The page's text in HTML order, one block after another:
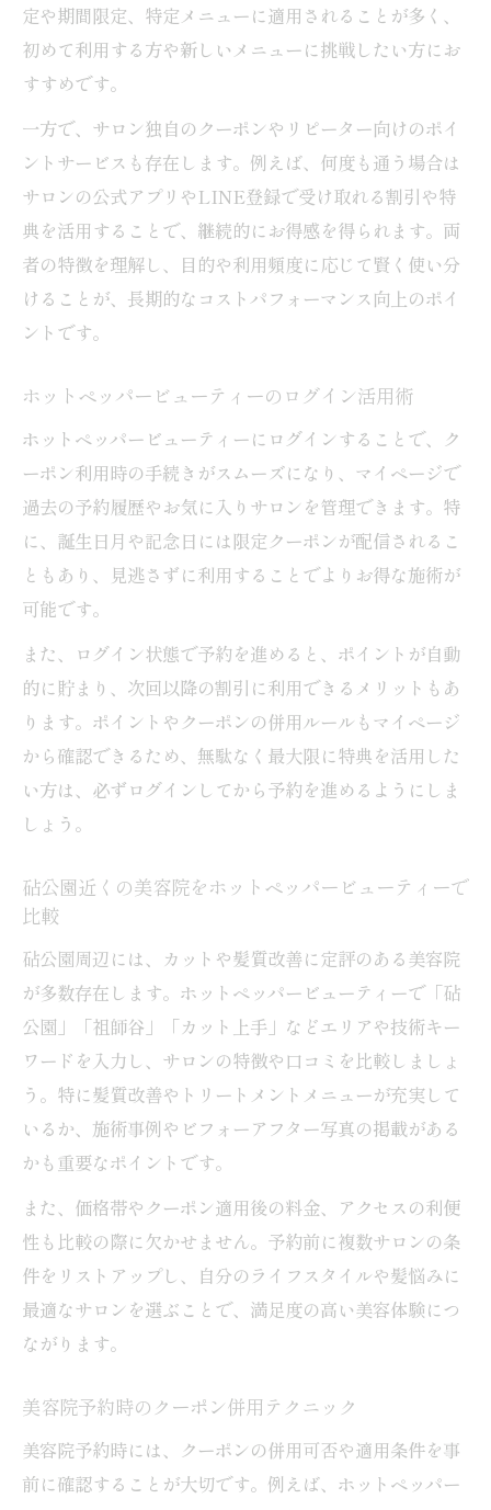
定や期間限定、特定メニューに適用されることが多く、
初めて利用する方や新しいメニューに挑戦したい方にお
すすめです。
一方で、サロン独自のクーポンやリピーター向けのポイ
ントサービスも存在します。例えば、何度も通う場合は
サロンの公式アプリやLINE登録で受け取れる割引や特
典を活用することで、継続的にお得感を得られます。両
者の特徴を理解し、目的や利用頻度に応じて賢く使い分
けることが、長期的なコストパフォーマンス向上のポイ
ントです。
ホットペッパービューティーのログイン活用術
ホットペッパービューティーにログインすることで、ク
ーポン利用時の手続きがスムーズになり、マイページで
過去の予約履歴やお気に入りサロンを管理できます。特
に、誕生日月や記念日には限定クーポンが配信されるこ
ともあり、見逃さずに利用することでよりお得な施術が
可能です。
また、ログイン状態で予約を進めると、ポイントが自動
的に貯まり、次回以降の割引に利用できるメリットもあ
ります。ポイントやクーポンの併用ルールもマイページ
から確認できるため、無駄なく最大限に特典を活用した
い方は、必ずログインしてから予約を進めるようにしま
しょう。
砧公園近くの美容院をホットペッパービューティーで
比較
砧公園周辺には、カットや髪質改善に定評のある美容院
が多数存在します。ホットペッパービューティーで「砧
公園」「祖師谷」「カット上手」などエリアや技術キー
ワードを入力し、サロンの特徴や口コミを比較しましょ
う。特に髪質改善やトリートメントメニューが充実して
いるか、施術事例やビフォーアフター写真の掲載がある
かも重要なポイントです。
また、価格帯やクーポン適用後の料金、アクセスの利便
性も比較の際に欠かせません。予約前に複数サロンの条
件をリストアップし、自分のライフスタイルや髪悩みに
最適なサロンを選ぶことで、満足度の高い美容体験につ
ながります。
美容院予約時のクーポン併用テクニック
美容院予約時には、クーポンの併用可否や適用条件を事
前に確認することが大切です。例えば、ホットペッパー